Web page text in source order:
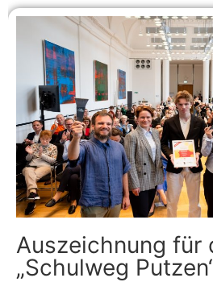
Auszeichnung für
„Schulweg